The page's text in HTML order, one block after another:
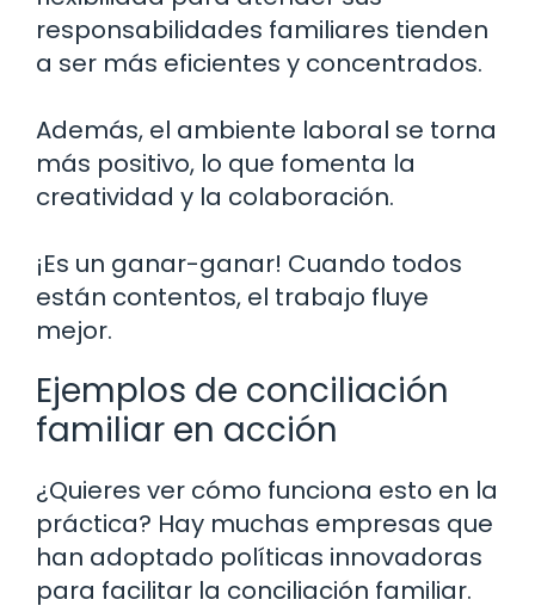
responsabilidades familiares tienden
a ser más eficientes y concentrados.
Además, el ambiente laboral se torna
más positivo, lo que fomenta la
creatividad y la colaboración.
¡Es un ganar-ganar! Cuando todos
están contentos, el trabajo fluye
mejor.
Ejemplos de conciliación
familiar en acción
¿Quieres ver cómo funciona esto en la
práctica? Hay muchas empresas que
han adoptado políticas innovadoras
para facilitar la conciliación familiar.